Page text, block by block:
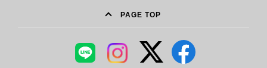
PAGE TOP